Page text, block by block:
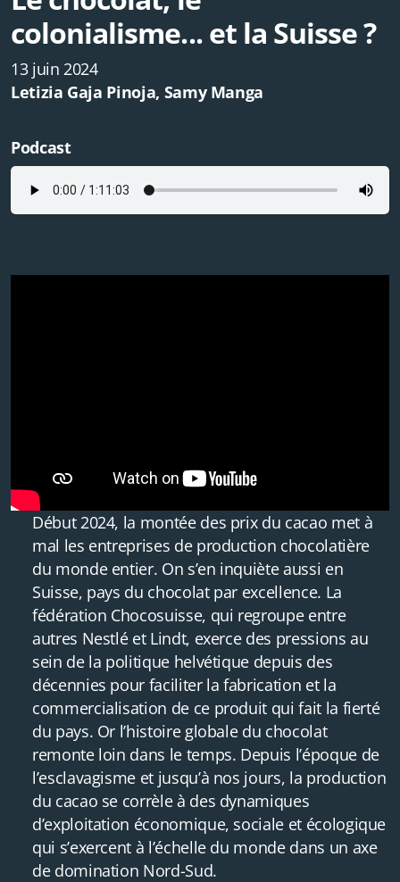
colonialisme... et la Suisse ?
13 juin 2024
Letizia Gaja Pinoja, Samy Manga
Podcast
Début 2024, la montée des prix du cacao met à
mal les entreprises de production chocolatière
du monde entier. On s’en inquiète aussi en
Suisse, pays du chocolat par excellence. La
fédération Chocosuisse, qui regroupe entre
autres Nestlé et Lindt, exerce des pressions au
sein de la politique helvétique depuis des
décennies pour faciliter la fabrication et la
commercialisation de ce produit qui fait la fierté
du pays. Or l’histoire globale du chocolat
remonte loin dans le temps. Depuis l’époque de
l’esclavagisme et jusqu’à nos jours, la production
du cacao se corrèle à des dynamiques
d’exploitation économique, sociale et écologique
qui s’exercent à l’échelle du monde dans un axe
de domination Nord-Sud.